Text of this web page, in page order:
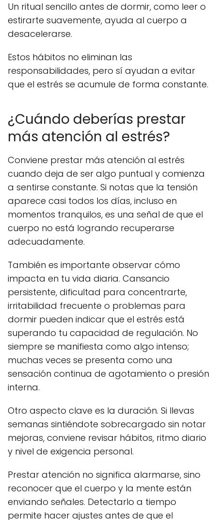
Un ritual sencillo antes de dormir, como leer o
estirarte suavemente, ayuda al cuerpo a
desacelerarse.
Estos hábitos no eliminan las
responsabilidades, pero sí ayudan a evitar
que el estrés se acumule de forma constante.
¿Cuándo deberías prestar
más atención al estrés?
Conviene prestar más atención al estrés
cuando deja de ser algo puntual y comienza
a sentirse constante. Si notas que la tensión
aparece casi todos los días, incluso en
momentos tranquilos, es una señal de que el
cuerpo no está logrando recuperarse
adecuadamente.
También es importante observar cómo
impacta en tu vida diaria. Cansancio
persistente, dificultad para concentrarte,
irritabilidad frecuente o problemas para
dormir pueden indicar que el estrés está
superando tu capacidad de regulación. No
siempre se manifiesta como algo intenso;
muchas veces se presenta como una
sensación continua de agotamiento o presión
interna.
Otro aspecto clave es la duración. Si llevas
semanas sintiéndote sobrecargado sin notar
mejoras, conviene revisar hábitos, ritmo diario
y nivel de exigencia personal.
Prestar atención no significa alarmarse, sino
reconocer que el cuerpo y la mente están
enviando señales. Detectarlo a tiempo
permite hacer ajustes antes de que el